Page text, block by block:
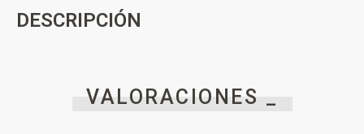
DESCRIPCIÓN
VALORACIONES _